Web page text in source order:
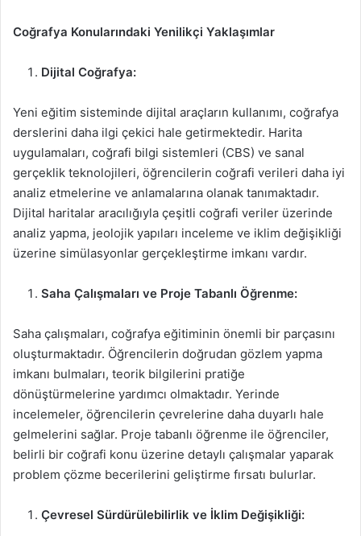
Coğrafya Konularındaki Yenilikçi Yaklaşımlar
Dijital Coğrafya:
Yeni eğitim sisteminde dijital araçların kullanımı, coğrafya
derslerini daha ilgi çekici hale getirmektedir. Harita
uygulamaları, coğrafi bilgi sistemleri (CBS) ve sanal
gerçeklik teknolojileri, öğrencilerin coğrafi verileri daha iyi
analiz etmelerine ve anlamalarına olanak tanımaktadır.
Dijital haritalar aracılığıyla çeşitli coğrafi veriler üzerinde
analiz yapma, jeolojik yapıları inceleme ve iklim değişikliği
üzerine simülasyonlar gerçekleştirme imkanı vardır.
Saha Çalışmaları ve Proje Tabanlı Öğrenme:
Saha çalışmaları, coğrafya eğitiminin önemli bir parçasını
oluşturmaktadır. Öğrencilerin doğrudan gözlem yapma
imkanı bulmaları, teorik bilgilerini pratiğe
dönüştürmelerine yardımcı olmaktadır. Yerinde
incelemeler, öğrencilerin çevrelerine daha duyarlı hale
gelmelerini sağlar. Proje tabanlı öğrenme ile öğrenciler,
belirli bir coğrafi konu üzerine detaylı çalışmalar yaparak
problem çözme becerilerini geliştirme fırsatı bulurlar.
Çevresel Sürdürülebilirlik ve İklim Değişikliği: